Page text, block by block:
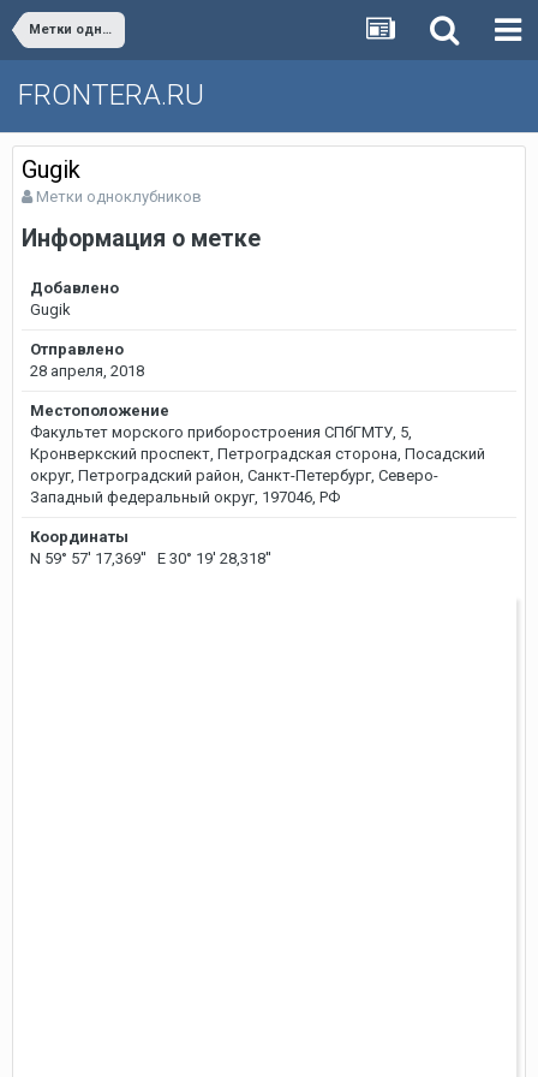
Метки одноклубников
FRONTERA.RU
Gugik
Метки одноклубников
Информация о метке
Добавлено
Gugik
Отправлено
28 апреля, 2018
Местоположение
Факультет морского приборостроения СПбГМТУ, 5,
Кронверкский проспект, Петроградская сторона, Посадский
округ, Петроградский район, Санкт-Петербург, Северо-
Западный федеральный округ, 197046, РФ
Координаты
N 59° 57' 17,369'' E 30° 19' 28,318''